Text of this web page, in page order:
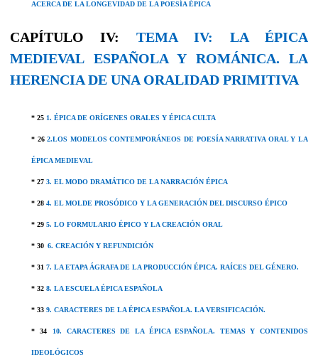
ACERCA DE LA LONGEVIDAD DE LA POESÍA ÉPICA
CAPÍTULO IV: TEMA IV:
LA ÉPICA
MEDIEVAL ESPAÑOLA Y ROMÁNICA. LA
HERENCIA DE UNA ORALIDAD PRIMITIVA
* 25 1. ÉPICADE ORÍGENES ORALES Y ÉPICA CULTA
* 262.LOS MODELOS CONTEMPORÁNEOS DE POESÍA NARRATIVA ORAL Y LA
ÉPICA MEDIEVAL
* 27 3. EL MODO DRAMÁTICO DE LA NARRACIÓN ÉPICA
* 28 4. EL MOLDE PROSÓDICO Y LA GENERACIÓN DEL DISCURSO ÉPICO
* 29 5. LO FORMULARIO ÉPICO Y LA CREACIÓN ORAL
* 30 6. CREACIÓN Y REFUNDICIÓN
* 31 7. LA ETAPA ÁGRAFA DE LA PRODUCCIÓN ÉPICA. RAÍCES DEL GÉNERO.
* 32 8. LA ESCUELA ÉPICA ESPAÑOLA
* 33 9. CARACTERES DE LA ÉPICA ESPAÑOLA. LA VERSIFICACIÓN.
* 34 10. CARACTERES DE LA ÉPICA ESPAÑOLA. TEMAS Y CONTENIDOS
IDEOLÓGICOS